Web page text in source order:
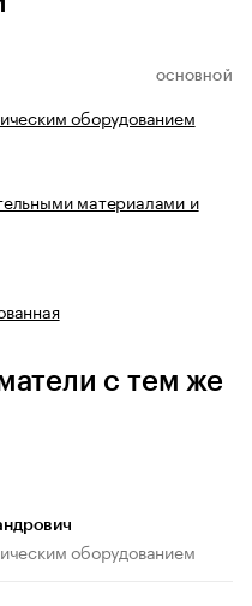
ОСНОВНОЙ
оборудованием
материалами и
с тем же
оборудованием